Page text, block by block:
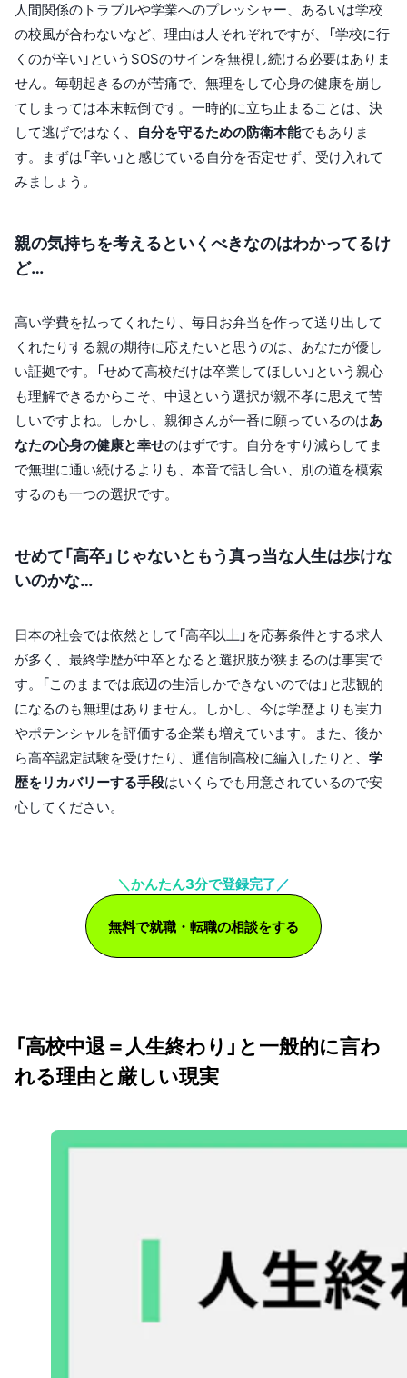
人間関係のトラブルや学業へのプレッシャー、あるいは学校
の校風が合わないなど、理由は人それぞれですが、「学校に行
くのが辛い」というSOSのサインを無視し続ける必要はありま
せん。毎朝起きるのが苦痛で、無理をして心身の健康を崩し
てしまっては本末転倒です。一時的に立ち止まることは、決
して逃げではなく、
自分を守るための防衛本能でもありま
す。まずは「辛い」と感じている自分を否定せず、受け入れて
みましょう。
親の気持ちを考えるといくべきなのはわかってるけ
ど…
高い学費を払ってくれたり、毎日お弁当を作って送り出して
くれたりする親の期待に応えたいと思うのは、あなたが優し
い証拠です。「せめて高校だけは卒業してほしい」という親心
も理解できるからこそ、中退という選択が親不孝に思えて苦
しいですよね。しかし、親御さんが一番に願っているのはあ
なたの心身の健康と幸せのはずです。自分をすり減らしてま
で無理に通い続けるよりも、本音で話し合い、別の道を模索
するのも一つの選択です。
せめて「高卒」じゃないともう真っ当な人生は歩けな
いのかな…
日本の社会では依然として「高卒以上」を応募条件とする求人
が多く、最終学歴が中卒となると選択肢が狭まるのは事実で
す。「このままでは底辺の生活しかできないのでは」と悲観的
になるのも無理はありません。しかし、今は学歴よりも実力
やポテンシャルを評価する企業も増えています。また、後か
ら高卒認定試験を受けたり、通信制高校に編入したりと、 学
歴をリカバリーする手段はいくらでも用意されているので安
心してください。
＼かんたん3分で登録完了／
無料で就職・転職の相談をする
「高校中退＝人生終わり」と一般的に言わ
れる理由と厳しい現実